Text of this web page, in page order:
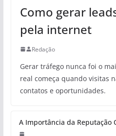
Como gerar
pela internet
Redação
Gerar tráfego nunca foi o
real começa quando visitas
contatos e oportunidades.
A Importância da Reputação